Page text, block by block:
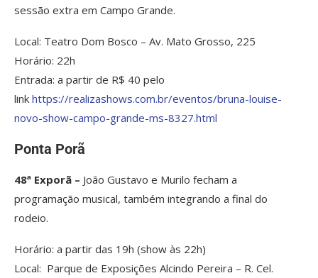
sessão extra em Campo Grande.
Local: Teatro Dom Bosco – Av. Mato Grosso, 225
Horário: 22h
Entrada: a partir de R$ 40 pelo
link https://realizashows.com.br/eventos/bruna-louise-
novo-show-campo-grande-ms-8327.html
Ponta Porã
48ª Exporã – João Gustavo e Murilo fecham a
programação musical, também integrando a final do
rodeio.
Horário: a partir das 19h (show às 22h)
Local: Parque de Exposições Alcindo Pereira – R. Cel.